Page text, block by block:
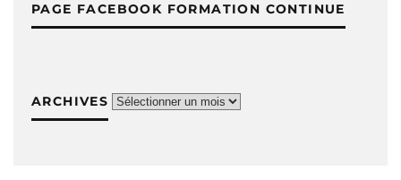
PAGE FACEBOOK FORMATION CONTINUE
ARCHIVES Archives